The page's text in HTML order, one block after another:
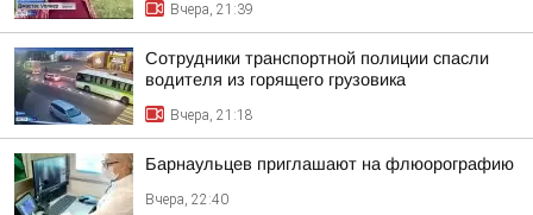
Вчера, 21:39
Сотрудники транспортной полиции спасли
водителя из горящего грузовика
Вчера, 21:18
Барнаульцев приглашают на флюорографию
Вчера, 22:40